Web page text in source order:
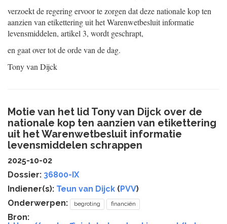
verzoekt de regering ervoor te zorgen dat deze nationale kop ten
aanzien van etikettering uit het Warenwetbesluit informatie
levensmiddelen, artikel 3, wordt geschrapt,
en gaat over tot de orde van de dag.
Tony van Dijck
Motie van het lid Tony van Dijck over de
nationale kop ten aanzien van etikettering
uit het Warenwetbesluit informatie
levensmiddelen schrappen
2025-10-02
Dossier: 36800-IX
Indiener(s): Teun van Dijck (PVV)
Onderwerpen:
begroting financiën
Bron: